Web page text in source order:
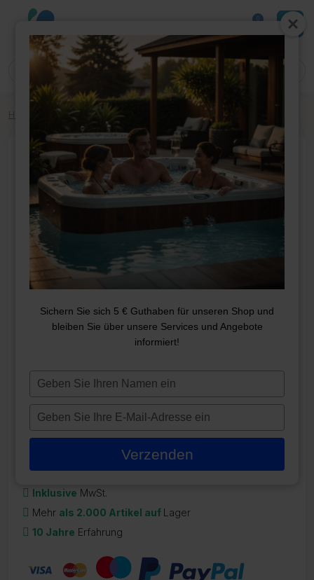
0
Home Whirlpool-Teile Cover 229*221
COVER 229*221
694,98€
Auf Lager
Inklusive MwSt.
Mehr als 2.000 Artikel auf Lager
10 Jahre Erfahrung
Sichern Sie sich 5 € Guthaben für unseren Shop und
bleiben Sie über unsere Services und Angebote
informiert!
Typ
naam
Typ
e-
in
Verzenden